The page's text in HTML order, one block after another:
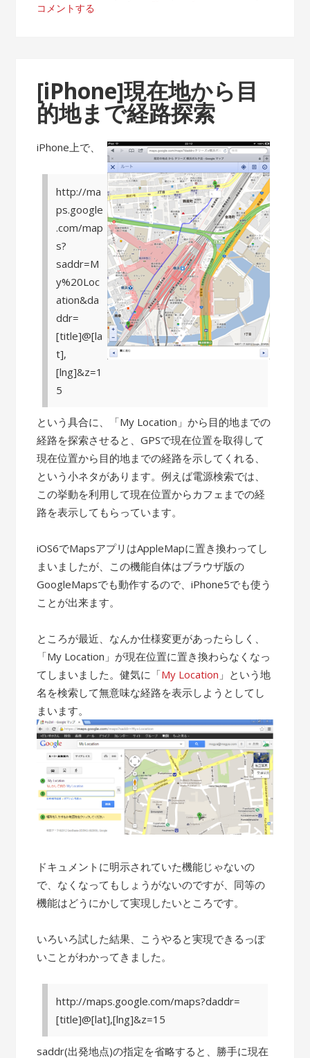
コメントする
[iPhone]現在地から目
的地まで経路探索
iPhone上で、
http://ma
ps.google
.com/map
s?
saddr=M
y%20Loc
ation&da
ddr=
[title]@[la
t],
[lng]&z=1
5
という具合に、「My Location」から目的地までの
経路を探索させると、GPSで現在位置を取得して
現在位置から目的地までの経路を示してくれる、
という小ネタがあります。例えば電源検索では、
この挙動を利用して現在位置からカフェまでの経
路を表示してもらっています。
iOS6でMapsアプリはAppleMapに置き換わってし
まいましたが、この機能自体はブラウザ版の
GoogleMapsでも動作するので、iPhone5でも使う
ことが出来ます。
ところが最近、なんか仕様変更があったらしく、
「My Location」が現在位置に置き換わらなくなっ
てしまいました。健気に「My Location 」という地
名を検索して無意味な経路を表示しようとしてし
まいます。
ドキュメントに明示されていた機能じゃないの
で、なくなってもしょうがないのですが、同等の
機能はどうにかして実現したいところです。
いろいろ試した結果、こうやると実現できるっぽ
いことがわかってきました。
http://maps.google.com/maps?daddr=
[title]@[lat],[lng]&z=15
saddr(出発地点)の指定を省略すると、勝手に現在